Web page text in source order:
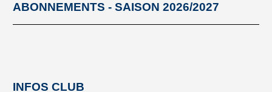
ABONNEMENTS - SAISON 2026/2027
INFOS CLUB